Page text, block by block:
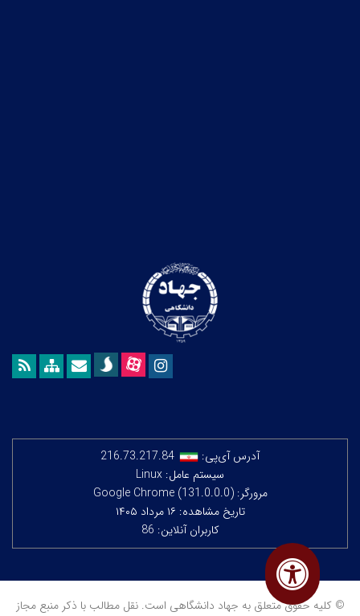
آدرس آی‌پی:
216.73.217.84
سیستم عامل: Linux
مرورگر: Google Chrome (131.0.0.0)
تاریخ مشاهده: ۱۶ مرداد ۱۴۰۵
کاربران آنلاین: 86
© کلیه حقوق متعلق به جهاد دانشگاهی است. نقل مطالب با ذکر منبع مجاز